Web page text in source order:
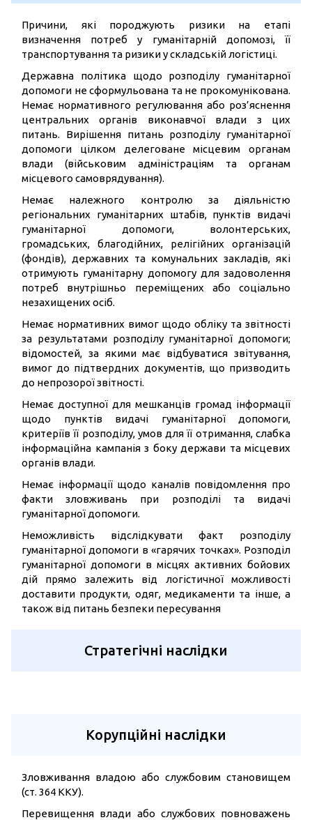
Причини, які породжують ризики на етапі
визначення потреб у гуманітарній допомозі, її
транспортування та ризики у складській логістиці.
Державна політика щодо розподілу гуманітарної
допомоги не сформульована та не прокомунікована.
Немає нормативного регулювання або роз’яснення
центральних органів виконавчої влади з цих
питань. Вирішення питань розподілу гуманітарної
допомоги цілком делеговане місцевим органам
влади (військовим адміністраціям та органам
місцевого самоврядування).
Немає належного контролю за діяльністю
регіональних гуманітарних штабів, пунктів видачі
гуманітарної допомоги, волонтерських,
громадських, благодійних, релігійних організацій
(фондів), державних та комунальних закладів, які
отримують гуманітарну допомогу для задоволення
потреб внутрішньо переміщених або соціально
незахищених осіб.
Немає нормативних вимог щодо обліку та звітності
за результатами розподілу гуманітарної допомоги;
відомостей, за якими має відбуватися звітування,
вимог до підтвердних документів, що призводить
до непрозорої звітності.
Немає доступної для мешканців громад інформації
щодо пунктів видачі гуманітарної допомоги,
критеріїв її розподілу, умов для її отримання, слабка
інформаційна кампанія з боку держави та місцевих
органів влади.
Немає інформації щодо каналів повідомлення про
факти зловживань при розподілі та видачі
гуманітарної допомоги.
Неможливість відслідкувати факт розподілу
гуманітарної допомоги в «гарячих точках». Розподіл
гуманітарної допомоги в місцях активних бойових
дій прямо залежить від логістичної можливості
доставити продукти, одяг, медикаменти та інше, а
також від питань безпеки пересування
Стратегічні наслідки
Корупційні наслідки
Зловживання владою або службовим становищем
(ст. 364 ККУ).
Перевищення влади або службових повноважень